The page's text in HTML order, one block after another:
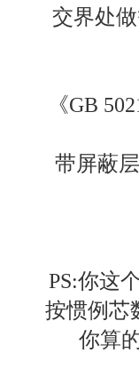
交界处
《GB
带屏蔽
PS:你这
按惯例芯
你算